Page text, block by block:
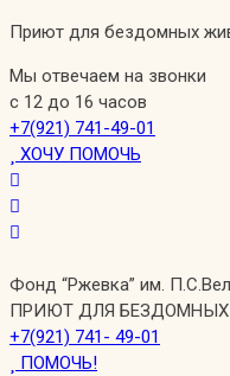
Приют для бездомных
Мы отвечаем на звонки
с 12 до 16 часов
+7(921) 741-49-01
ХОЧУ ПОМОЧЬ
Фонд “Ржевка” им.
ПРИЮТ ДЛЯ
+7(921) 741- 49-01
ПОМОЧЬ!